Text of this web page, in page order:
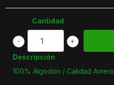
Cantidad
+
-
Descripción
100% Algodón / Calidad